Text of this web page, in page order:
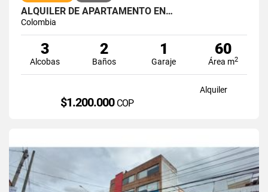
ALQUILER DE APARTAMENTO EN…
Colombia
3
Alcobas
2
Baños
1
Garaje
60
Área m2
Alquiler
$1.200.000 COP